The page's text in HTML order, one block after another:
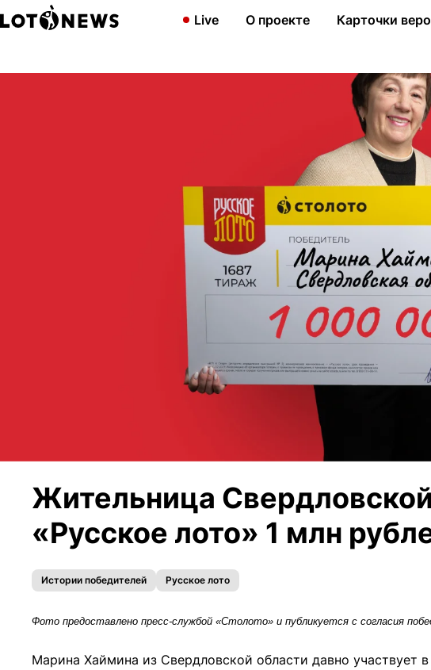
Live О проекте Карточки
Жительница
«Русское лото» 1 млн
Истории победителей Русское лото
Фото предоставлено пресс-службой «Столото» и публикуется с согласия
Марина Хаймина из Свердловской области давно участвует